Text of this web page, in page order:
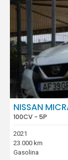
NISSAN
100CV - 5P
2021
23.000 km
Gasolina